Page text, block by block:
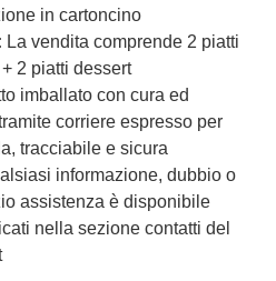
in cartoncino
La vendita comprende 2 piatti
2 piatti dessert
imballato con cura ed
corriere espresso per
tracciabile e sicura
informazione, dubbio o
assistenza è disponibile
nella sezione contatti del